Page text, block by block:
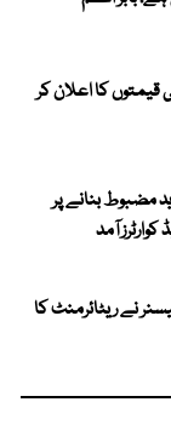
قیمتوں کا اعلان کر
مضبوط بنانے پر
کوارٹرز آمد
نے ریٹائرمنٹ کا